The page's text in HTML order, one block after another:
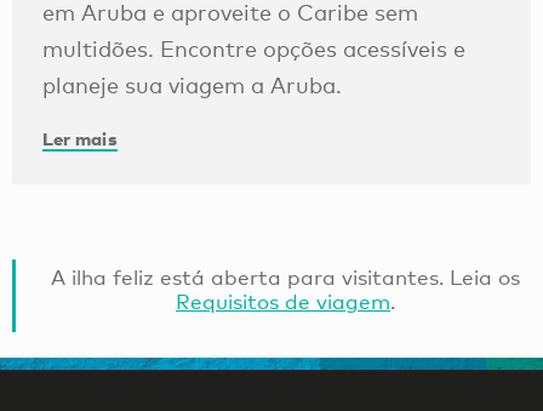
em Aruba e aproveite o Caribe sem
multidões. Encontre opções acessíveis e
planeje sua viagem a Aruba.
Ler mais
A ilha feliz está aberta para visitantes. Leia os
Requisitos de viagem.